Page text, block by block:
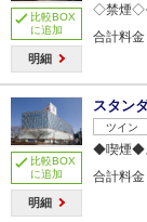
比較BOX
に追加
明細
◇禁煙◇
合計料金
比較BOX
に追加
明細
スタン
ツイン
◆喫煙◆
合計料金